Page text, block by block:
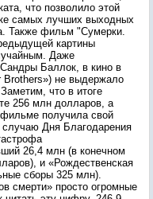
что позволило этой
самых лучших выходных
Также фильм "Сумерки.
картины
Даже
Баллок, в кино в
не выдержало
что в итоге
256 млн долларов, а
получила свой
Дня Благодарения
26,4 млн (в конечном
и «Рождественская
сборы 325 млн).
смерти» просто огромные